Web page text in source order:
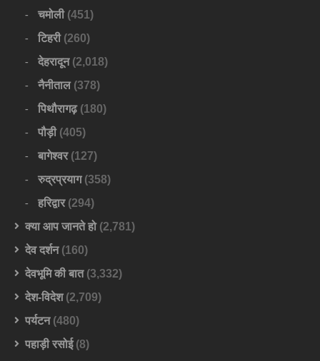
चमोली(451)
टिहरी(260)
देहरादून(2,018)
नैनीताल(378)
पिथौरागढ़(180)
पौड़ी(405)
बागेश्वर(127)
रुद्रप्रयाग(358)
हरिद्वार(294)
क्या आप जानते हो(2,781)
देव दर्शन(160)
देवभूमि की बात(3,332)
देश-विदेश(2,709)
पर्यटन(480)
पहाड़ी रसोई(8)